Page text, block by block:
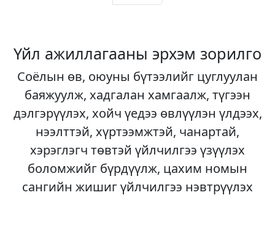
Үйл ажиллагааны эрхэм зорилго
Соёлын өв, оюуны бүтээлийг цуглуулан
баяжуулж, хадгалан хамгаалж, түгээн
дэлгэрүүлэх, хойч үедээ өвлүүлэн үлдээх,
нээлттэй, хүртээмжтэй, чанартай,
хэрэглэгч төвтэй үйлчилгээ үзүүлэх
боломжийг бүрдүүлж, цахим номын
сангийн жишиг үйлчилгээ нэвтрүүлэх